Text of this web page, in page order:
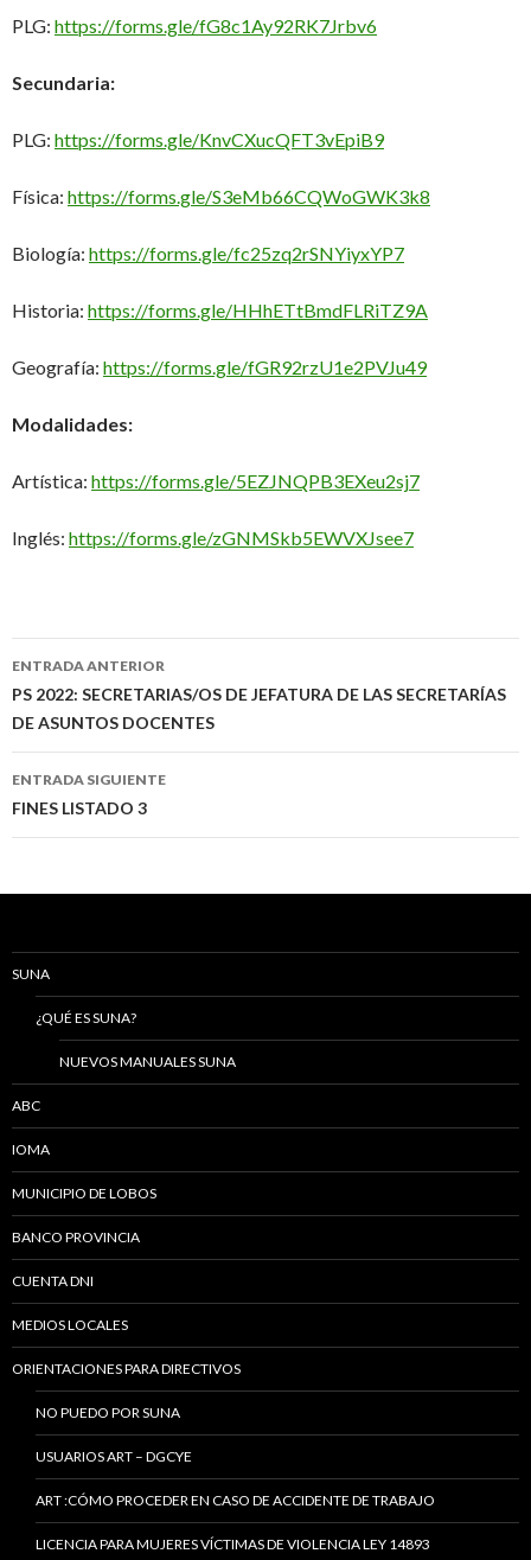
PLG: https://forms.gle/fG8c1Ay92RK7Jrbv6
Secundaria:
PLG: https://forms.gle/KnvCXucQFT3vEpiB9
Física: https://forms.gle/S3eMb66CQWoGWK3k8
Biología: https://forms.gle/fc25zq2rSNYiyxYP7
Historia: https://forms.gle/HHhETtBmdFLRiTZ9A
Geografía: https://forms.gle/fGR92rzU1e2PVJu49
Modalidades:
Artística: https://forms.gle/5EZJNQPB3EXeu2sj7
Inglés: https://forms.gle/zGNMSkb5EWVXJsee7
Navegación
de
entradas
ENTRADA ANTERIOR
PS 2022: SECRETARIAS/OS DE JEFATURA DE LAS SECRETARÍAS
DE ASUNTOS DOCENTES
ENTRADA SIGUIENTE
FINES LISTADO 3
SUNA
¿QUÉ ES SUNA?
NUEVOS MANUALES SUNA
ABC
IOMA
MUNICIPIO DE LOBOS
BANCO PROVINCIA
CUENTA DNI
MEDIOS LOCALES
ORIENTACIONES PARA DIRECTIVOS
NO PUEDO POR SUNA
USUARIOS ART – DGCYE
ART :CÓMO PROCEDER EN CASO DE ACCIDENTE DE TRABAJO
LICENCIA PARA MUJERES VÍCTIMAS DE VIOLENCIA LEY 14893